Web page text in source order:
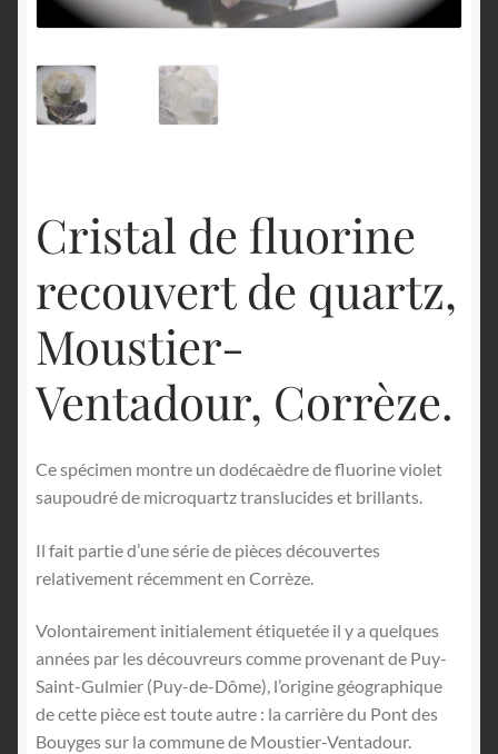
Cristal de fluorine
recouvert de quartz,
Moustier-
Ventadour, Corrèze.
Ce spécimen montre un dodécaèdre de fluorine violet
saupoudré de microquartz translucides et brillants.
Il fait partie d’une série de pièces découvertes
relativement récemment en Corrèze.
Volontairement initialement étiquetée il y a quelques
années par les découvreurs comme provenant de Puy-
Saint-Gulmier (Puy-de-Dôme), l’origine géographique
de cette pièce est toute autre : la carrière du Pont des
Bouyges sur la commune de Moustier-Ventadour.